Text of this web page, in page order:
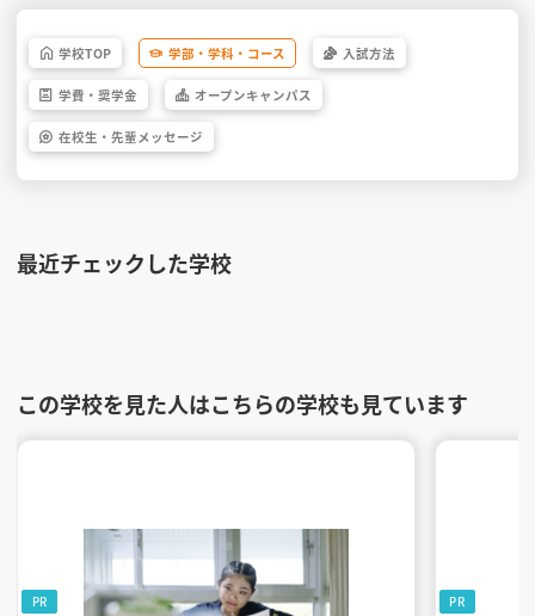
学校TOP 学部・ 学科・ コース 入試方法
学費・ 奨学金 オープンキャンパス
在校生・ 先輩 メッセージ
最近チェックした学校
この学校を見た人はこちらの学校も見ています
PR PR